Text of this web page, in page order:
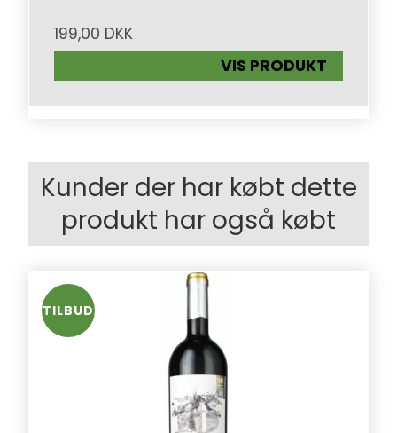
199,00 DKK
VIS PRODUKT
Kunder der har købt dette
produkt har også købt
TILBUD